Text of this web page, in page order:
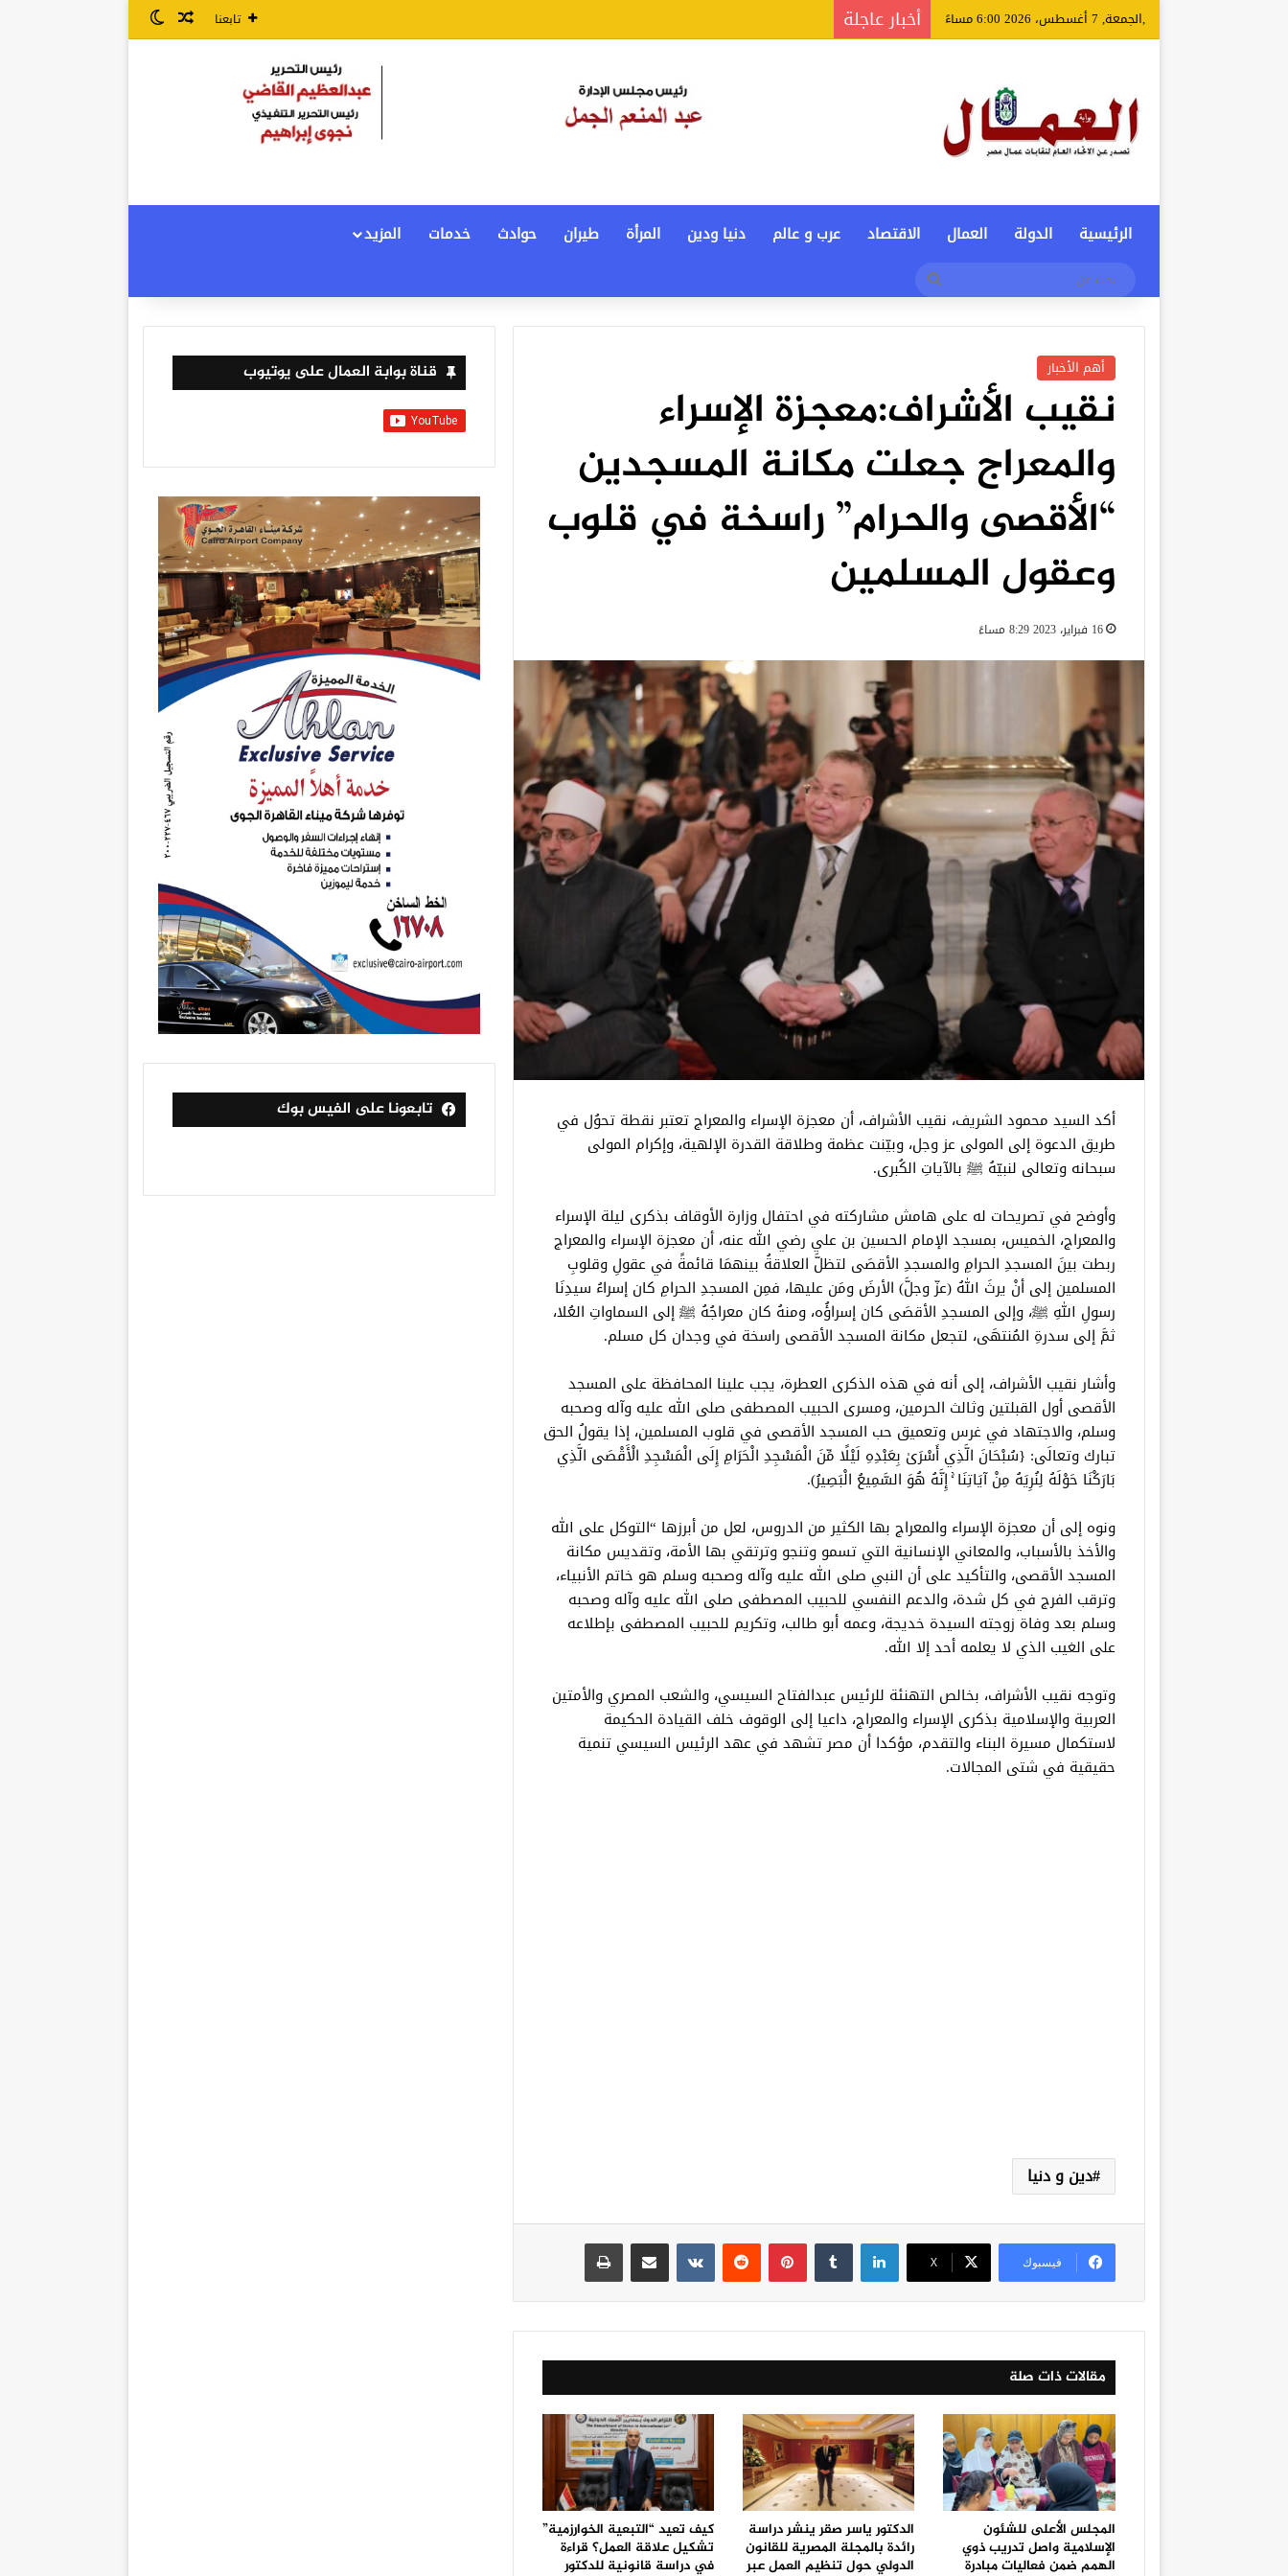
,الجمعة, 7 أغسطس، 2026 6:00 مساءً أخبار عاجلة تابعنا مقال عشوائي
الوضع المظلم
الرئيسية الدولة العمال الاقتصاد عرب و عالم دنيا ودين المرأة طيران حوادث خدمات
المزيد
أهم الأخبار
نقيب الأشراف:معجزة الإسراء
والمعراج جعلت مكانة المسجدين
“الأقصى والحرام” راسخة في قلوب
وعقول المسلمين
16 فبراير، 2023 8:29 مساءً
أكد السيد محمود الشريف، نقيب الأشراف، أن معجزة الإسراء والمعراج تعتبر نقطة تحوُل في
طريق الدعوة إلى المولى عز وجل، وبيّنت عظمة وطلاقة القدرة الإلهية، وإكرام المولى
سبحانه وتعالى لنبيّهُ ﷺ بالآياتِ الكُبرى.
وأوضح في تصريحات له على هامش مشاركته في احتفال وزارة الأوقاف بذكرى ليلة الإسراء
والمعراج، الخميس، بمسجد الإمام الحسين بن علي رضي الله عنه، أن معجزة الإسراء والمعراج
ربطت بينَ المسجدِ الحرامِ والمسجدِ الأقصَى لتظلَّ العلاقةُ بينهمَا قائمةً في عقولِ وقلوبِ
المسلمين إلى أنْ يرثَ اللهُ (عزّ وجلَّ) الأرضَ ومَن عليها، فمِن المسجدِ الحرامِ كان إسراءُ سيدِنَا
رسولِ اللهِ ﷺ، وإلى المسجدِ الأقصَى كان إسراؤُه، ومنهُ كان معراجُهُ ﷺ إلى السماواتِ العُلا،
ثمَّ إلى سدرةِ المُنتهَى، لتجعل مكانة المسجد الأقصى راسخة في وجدان كل مسلم.
وأشار نقيب الأشراف، إلى أنه في هذه الذكرى العطرة، يجب علينا المحافظة على المسجد
الأقصى أول القبلتين وثالث الحرمين، ومسرى الحبيب المصطفى صلى الله عليه وآله وصحبه
وسلم، والاجتهاد في غرس وتعميق حب المسجد الأقصى في قلوب المسلمين، إذا يقولُ الحق
تبارك وتعالَى: {سُبْحَانَ الَّذِي أَسْرَىٰ بِعَبْدِهِ لَيْلًا مِّنَ الْمَسْجِدِ الْحَرَامِ إِلَى الْمَسْجِدِ الْأَقْصَى الَّذِي
بَارَكْنَا حَوْلَهُ لِنُرِيَهُ مِنْ آيَاتِنَا ۚ إِنَّهُ هُوَ السَّمِيعُ الْبَصِيرُ).
ونوه إلى أن معجزة الإسراء والمعراج بها الكثير من الدروس، لعل من أبرزها “التوكل على الله
والأخذ بالأسباب، والمعاني الإنسانية التي تسمو وتنجو وترتقي بها الأمة، وتقديس مكانة
المسجد الأقصى، والتأكيد على أن النبي صلى الله عليه وآله وصحبه وسلم هو خاتم الأنبياء،
وترقب الفرج في كل شدة، والدعم النفسي للحبيب المصطفى صلى الله عليه وآله وصحبه
وسلم بعد وفاة زوجته السيدة خديجة، وعمه أبو طالب، وتكريم للحبيب المصطفى بإطلاعه
على الغيب الذي لا يعلمه أحد إلا الله.
وتوجه نقيب الأشراف، بخالص التهنئة للرئيس عبدالفتاح السيسي، والشعب المصري والأمتين
العربية والإسلامية بذكرى الإسراء والمعراج، داعيا إلى الوقوف خلف القيادة الحكيمة
لاستكمال مسيرة البناء والتقدم، مؤكدا أن مصر تشهد في عهد الرئيس السيسي تنمية
حقيقية في شتى المجالات.
دين و دنيا
فيسبوك ‫X
لينكدإن بينتيريست
مقالات ذات صلة
المجلس الأعلى للشئون
الإسلامية واصل تدريب ذوي
الهمم ضمن فعاليات مبادرة
الدكتور ياسر صقر ينشر دراسة
رائدة بالمجلة المصرية للقانون
الدولي حول تنظيم العمل عبر
كيف تعيد “التبعية الخوارزمية”
تشكيل علاقة العمل؟ قراءة
في دراسة قانونية للدكتور
قناة بوابة العمال على يوتيوب
تابعونا على الفيس بوك